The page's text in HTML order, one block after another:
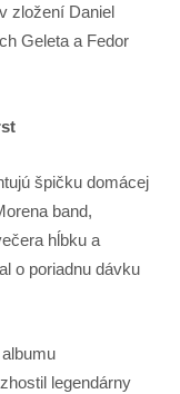
zložení Daniel
Geleta a Fedor
špičku domácej
band,
hĺbku a
o poriadnu dávku
legendárny